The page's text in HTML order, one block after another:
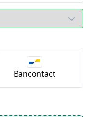
Bancontact